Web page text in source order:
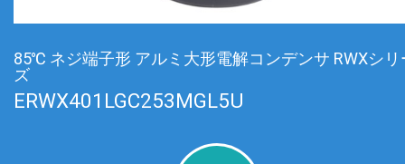
85℃ ネジ端子形 アルミ大形電解コンデンサ RWXシリ
ズ
ERWX401LGC253MGL5U